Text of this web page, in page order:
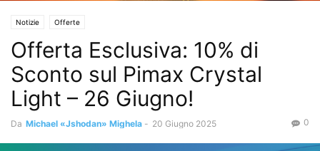
Notizie Offerte
Offerta Esclusiva: 10% di
Sconto sul Pimax Crystal
Light – 26 Giugno!
Da Michael «Jshodan» Mighela - 20 Giugno 2025 0